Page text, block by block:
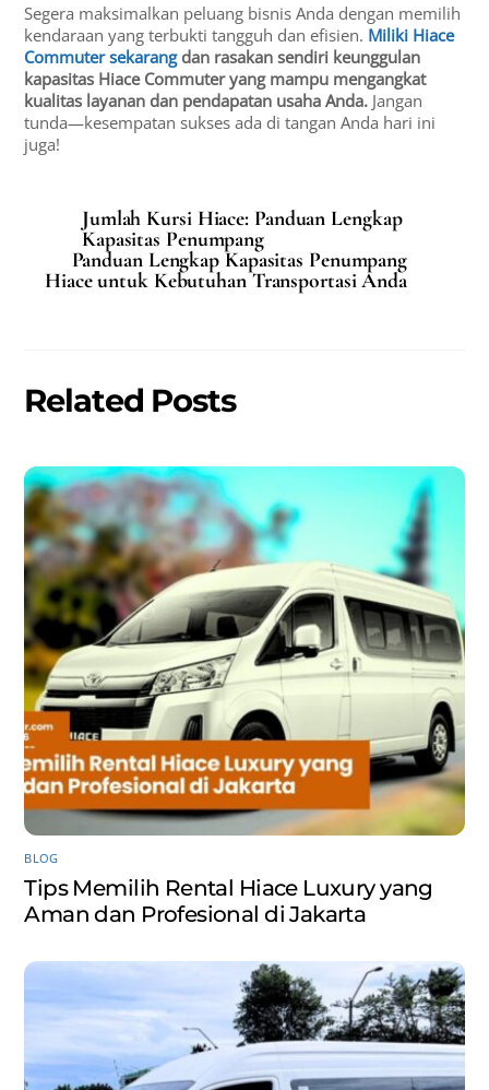
Segera maksimalkan peluang bisnis Anda dengan memilih
kendaraan yang terbukti tangguh dan efisien. Miliki Hiace
Commuter sekarangdan rasakan sendiri keunggulan
kapasitas Hiace Commuter yang mampu mengangkat
kualitas layanan dan pendapatan usaha Anda. Jangan
tunda—kesempatan sukses ada di tangan Anda hari ini
juga!
Jumlah Kursi Hiace: Panduan Lengkap
Kapasitas Penumpang
Panduan Lengkap Kapasitas Penumpang
Hiace untuk Kebutuhan Transportasi Anda
Related Posts
BLOG
Tips Memilih Rental Hiace Luxury yang
Aman dan Profesional di Jakarta